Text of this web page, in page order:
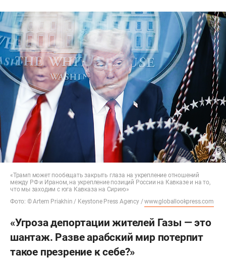
«Трамп может пообещать закрыть глаза на укрепление отношений
между РФ и Ираном, на укрепление позиций России на Кавказе и на то,
что мы заходим с юга Кавказа на Сирию»
Фото: © Artem Priakhin / Keystone Press Agency /www.globallookpress.com
«Угроза депортации жителей Газы — это
шантаж. Разве арабский мир потерпит
такое презрение к себе?»